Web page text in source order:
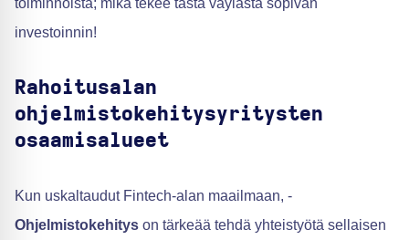
toiminnoista; mikä tekee tästä väylästä sopivan
investoinnin!
Rahoitusalan
ohjelmistokehitysyritysten
osaamisalueet
Kun uskaltaudut Fintech-alan maailmaan, -
Ohjelmistokehitys on tärkeää tehdä yhteistyötä sellaisen